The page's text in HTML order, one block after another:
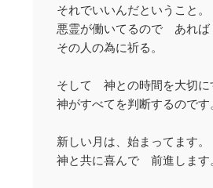
それでいいんだということ。
悪霊が働いてるので あれば
その人の為に祈る。
そして 神との時間を大切に
神がすべてを判断するのです。
新しい月は、始まってます。
神と共に喜んで 前進します。